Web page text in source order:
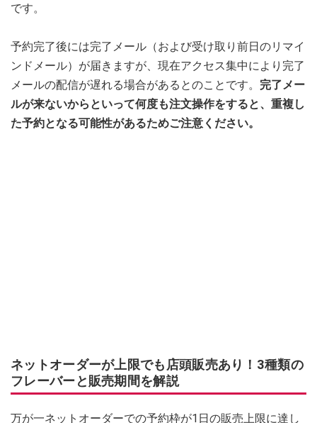
です。
予約完了後には完了メール（および受け取り前日のリマイ
ンドメール）が届きますが、現在アクセス集中により完了
メールの配信が遅れる場合があるとのことです。 完了メー
ルが来ないからといって何度も注文操作をすると、重複し
た予約となる可能性があるためご注意ください。
ネットオーダーが上限でも店頭販売あり！3種類の
フレーバーと販売期間を解説
万が一ネットオーダーでの予約枠が1日の販売上限に達し